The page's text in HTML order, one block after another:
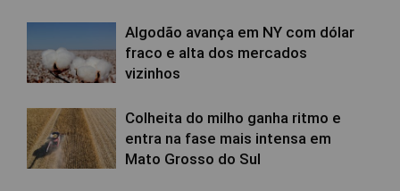
Algodão avança em NY com dólar
fraco e alta dos mercados
vizinhos
Colheita do milho ganha ritmo e
entra na fase mais intensa em
Mato Grosso do Sul